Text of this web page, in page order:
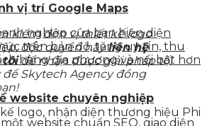
vị trí Google Maps
nghiệp của bạn hiện diện
trên bản đồ, tăng uy tín, thu
hàng địa phương và nổi bật hơn
website chuyên nghiệp
website chuẩn SEO, giao diện
kiếm đơn vị thiết kế logo
độc quyền hãyliên hệ
tôiđể nhận được giải pháp tối
để Skytech Agencyđồng
logo, nhận diện thương hiệu Phi